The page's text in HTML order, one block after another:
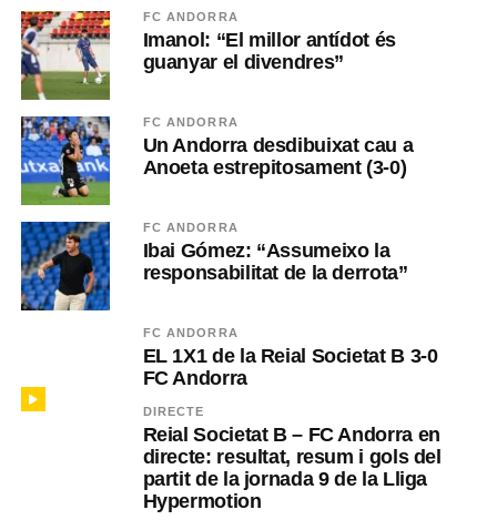
FC ANDORRA
Imanol: “El millor antídot és
guanyar el divendres”
FC ANDORRA
Un Andorra desdibuixat cau a
Anoeta estrepitosament (3-0)
FC ANDORRA
Ibai Gómez: “Assumeixo la
responsabilitat de la derrota”
FC ANDORRA
EL 1X1 de la Reial Societat B 3-0
FC Andorra
DIRECTE
Reial Societat B – FC Andorra en
directe: resultat, resum i gols del
partit de la jornada 9 de la Lliga
Hypermotion